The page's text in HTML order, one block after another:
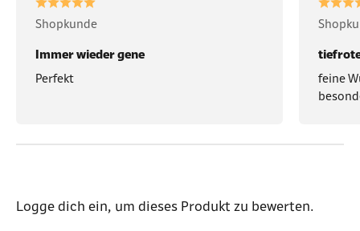
Shopkunde
Immer wieder gene
Perfekt
tiefrote
feine
Logge dich ein , um dieses Produkt zu bewerten.